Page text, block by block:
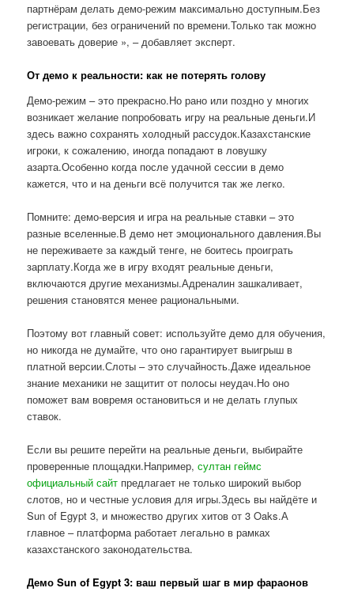
партнёрам делать демо-режим максимально доступным.Без
регистрации, без ограничений по времени.Только так можно
завоевать доверие », – добавляет эксперт.
От демо к реальности: как не потерять голову
Демо-режим – это прекрасно.Но рано или поздно у многих
возникает желание попробовать игру на реальные деньги.И
здесь важно сохранять холодный рассудок.Казахстанские
игроки, к сожалению, иногда попадают в ловушку
азарта.Особенно когда после удачной сессии в демо
кажется, что и на деньги всё получится так же легко.
Помните: демо-версия и игра на реальные ставки – это
разные вселенные.В демо нет эмоционального давления.Вы
не переживаете за каждый тенге, не боитесь проиграть
зарплату.Когда же в игру входят реальные деньги,
включаются другие механизмы.Адреналин зашкаливает,
решения становятся менее рациональными.
Поэтому вот главный совет: используйте демо для обучения,
но никогда не думайте, что оно гарантирует выигрыш в
платной версии.Слоты – это случайность.Даже идеальное
знание механики не защитит от полосы неудач.Но оно
поможет вам вовремя остановиться и не делать глупых
ставок.
Если вы решите перейти на реальные деньги, выбирайте
проверенные площадки.Например,султан геймс
официальный сайт предлагает не только широкий выбор
слотов, но и честные условия для игры.Здесь вы найдёте и
Sun of Egypt 3, и множество других хитов от 3 Oaks.А
главное – платформа работает легально в рамках
казахстанского законодательства.
Демо Sun of Egypt 3: ваш первый шаг в мир фараонов